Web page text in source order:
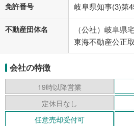
免許番号 岐阜県知事(3)第
不動産団体名
（公社）岐阜県
東海不動産公正
会社の特徴
19時以降営業
定休日なし
任意売却受付可